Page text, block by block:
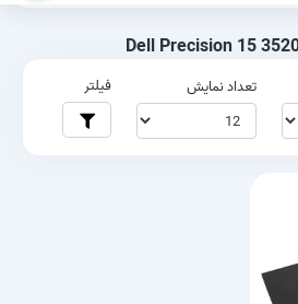
تعداد نمایش فیلتر